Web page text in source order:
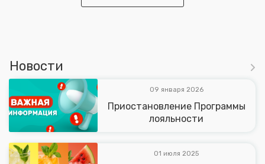
Новости
09 января 2026
Приостановление Программы
лояльности
01 июля 2025